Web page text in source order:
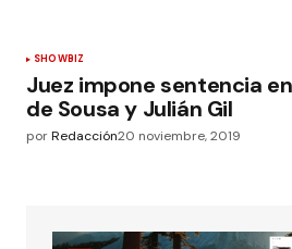
SHOWBIZ
Juez impone sentencia
de Sousa y Julián Gil
porRedacción20 noviembre, 2019